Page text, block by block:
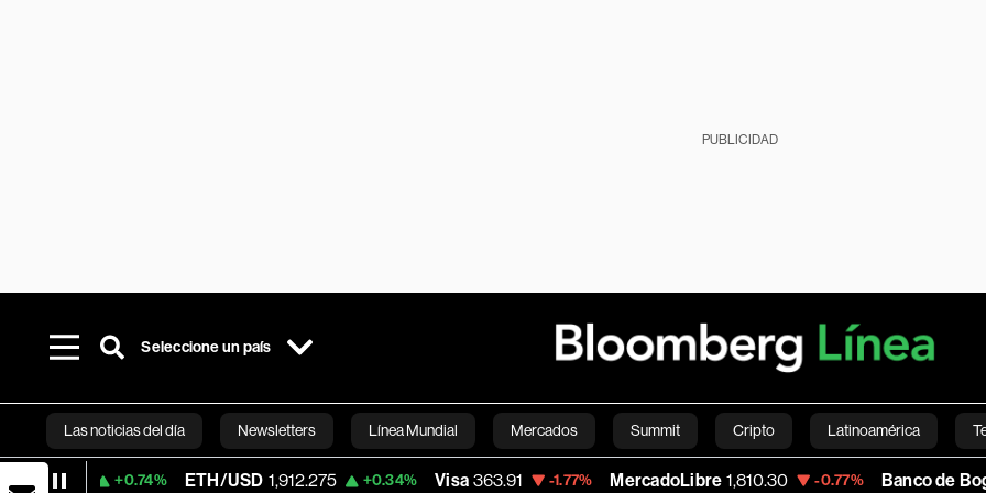
PUBLICIDAD
Seleccione un país
Las noticias del día Newsletters Línea Mundial Mercados Summit Cripto Latinoamérica
Bloomberg Green Economía Estilo de vida Mundo Videos
ETH/USD 1,912.275 +0.34% Visa 363.91 -1.77% MercadoLibre 1,810.30 -0.77% Banco de Bogota 38,900.00